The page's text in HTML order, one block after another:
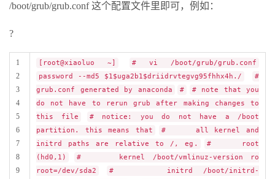
/boot/grub/grub.conf 这个配置文件里即可，例如：
?
1
2
3
4
5
6
7
8
9
[root@xiaoluo ~]
# vi /boot/grub/grub.conf
password --md5 $1$uga2b1$driidrvtegvg95fhhx4h./
#
grub.conf generated by anaconda
#
# note that you
do not have to rerun grub after making changes to
this file
# notice: you do not have a /boot
partition. this means that
# all kernel and
initrd paths are relative to /, eg.
# root
(hd0,1)
# kernel /boot/vmlinuz-version ro
root=/dev/sda2
# initrd /boot/initrd-